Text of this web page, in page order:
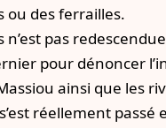
ou des ferrailles.
pas
pour dénoncer
ainsi que les
réellement